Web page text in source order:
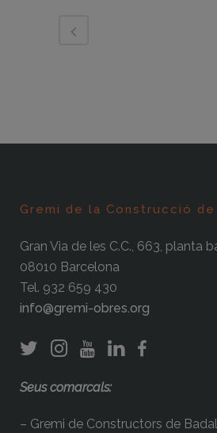
Gremi de la Construcció
Gran Via de les C.C., 663, planta
08010 Barcelona
Tel. 932 659 430
info@gremi-obres.org
Seus comarcals:
– Gremi de Constructors de